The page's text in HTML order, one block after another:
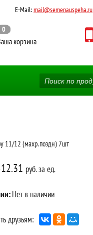
E-Mail:mail@semenauspeha.ru
0
корзина
11/12 (махр.поздн) 7шт
руб. за ед.
Нет в наличии
друзьям: